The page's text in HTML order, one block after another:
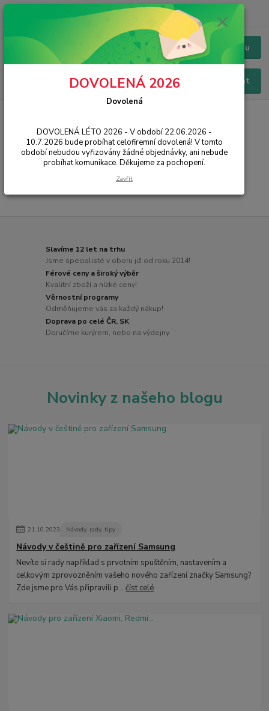
Menu
Hledat
Chat / Online podpora - 24/7
5 GHz
Slavíme 12 let na trhu
Jsme specialisté v oboru již od roku 2014!
Férové ceny a široký výběr
Kvalitní zboží a nízké ceny!
Věrnostní programy
Odměňujeme vás za každý nákup!
Doprava po celé ČR, SK
Doručíme kurýrem, nebo na výdejny
Novinky z našeho blogu
21.10.2023 Návody, rady, tipy
Návody v češtině pro zařízení Samsung
Nevíte si rady například s prvotním spuštěním, nastavením a
celkovým zprovozněním vašeho nového zařízení značky Samsung?
Zde jsme pro Vás připravili p...číst celé
DOVOLENÁ 2026
Dovolená
DOVOLENÁ LÉTO 2026 - V období 22.06.2026 -
10.7.2026 bude probíhat celofiremní dovolená! V tomto
období nebudou vyřizovány žádné objednávky, ani nebude
probíhat komunikace. Děkujeme za pochopení.
Zavřít